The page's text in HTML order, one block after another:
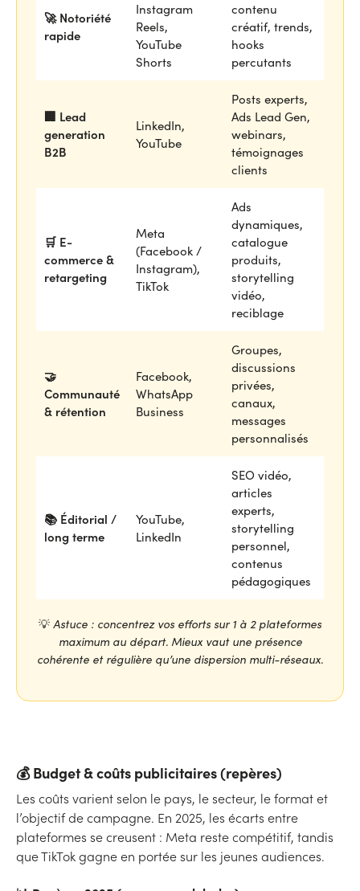
🚀 Notoriété
rapide
Instagram
Reels,
YouTube
Shorts
contenu
créatif, trends,
hooks
percutants
🏢 Lead
generation
B2B
LinkedIn,
YouTube
Posts experts,
Ads Lead Gen,
webinars,
témoignages
clients
🛒 E-
commerce &
retargeting
Meta
(Facebook /
Instagram),
TikTok
Ads
dynamiques,
catalogue
produits,
storytelling
vidéo,
reciblage
🤝
Communauté
& rétention
Facebook,
WhatsApp
Business
Groupes,
discussions
privées,
canaux,
messages
personnalisés
📚 Éditorial /
long terme
YouTube,
LinkedIn
SEO vidéo,
articles
experts,
storytelling
personnel,
contenus
pédagogiques
💡 Astuce : concentrez vos efforts sur 1 à 2 plateformes
maximum au départ. Mieux vaut une présence
cohérente et régulière qu’une dispersion multi-réseaux.
💰 Budget & coûts publicitaires (repères)
Les coûts varient selon le pays, le secteur, le format et
l’objectif de campagne. En 2025, les écarts entre
plateformes se creusent : Meta reste compétitif, tandis
que TikTok gagne en portée sur les jeunes audiences.